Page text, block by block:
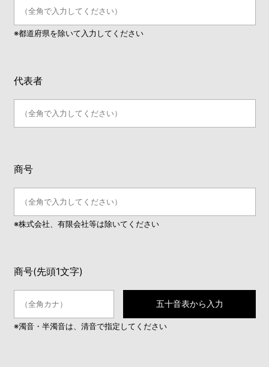
※都道府県を除いて入力してください
代表者
商号
※株式会社、有限会社等は除いてください
商号(先頭1文字)
五十音表から入力
※濁音・半濁音は、清音で指定してください